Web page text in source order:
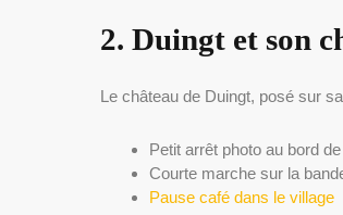
2. Duingt et son
Le château de Duingt, posé sur
Petit arrêt photo au bord de
Courte marche sur la
Pause café dans le village